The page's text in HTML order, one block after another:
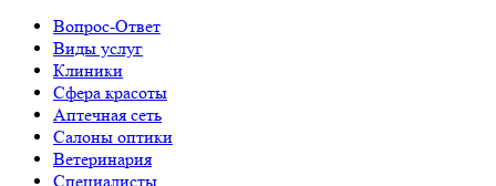
Вопрос-Ответ
Виды услуг
Клиники
Сфера красоты
Аптечная сеть
Салоны оптики
Ветеринария
Специалисты